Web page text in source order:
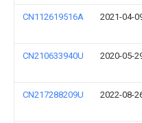
CN112619516A 2021-04-
CN210633940U 2020-05-
CN217288209U 2022-08-